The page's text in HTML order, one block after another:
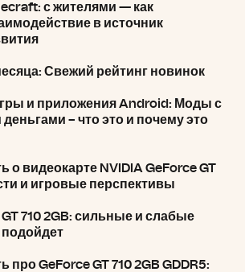
с жителями — как
в источник
Свежий рейтинг новинок
и приложения Android: Моды с
– что это и почему это
о видеокарте NVIDIA GeForce GT
и игровые перспективы
710 2GB: сильные и слабые
про GeForce GT 710 2GB GDDR5: